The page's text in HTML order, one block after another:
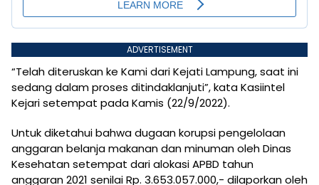
ADVERTISEMENT
“Telah diteruskan ke Kami dari Kejati Lampung, saat ini
sedang dalam proses ditindaklanjuti”, kata Kasiintel
Kejari setempat pada Kamis (22/9/2022).
Untuk diketahui bahwa dugaan korupsi pengelolaan
anggaran belanja makanan dan minuman oleh Dinas
Kesehatan setempat dari alokasi APBD tahun
anggaran 2021 senilai Rp. 3.653.057.000,- dilaporkan oleh